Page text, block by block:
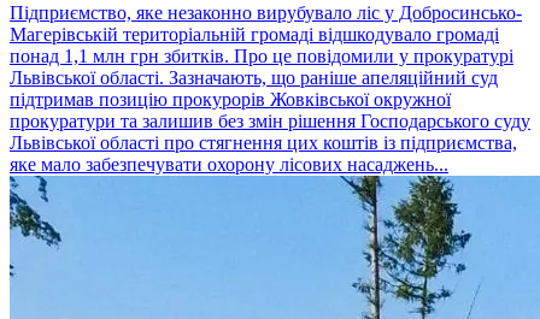
Підприємство, яке незаконно вирубувало ліс у Добросинсько-
Магерівській територіальній громаді відшкодувало громаді
понад 1,1 млн грн збитків. Про це повідомили у прокуратурі
Львівської області. Зазначають, що раніше апеляційний суд
підтримав позицію прокурорів Жовківської окружної
прокуратури та залишив без змін рішення Господарського суду
Львівської області про стягнення цих коштів із підприємства,
яке мало забезпечувати охорону лісових насаджень...